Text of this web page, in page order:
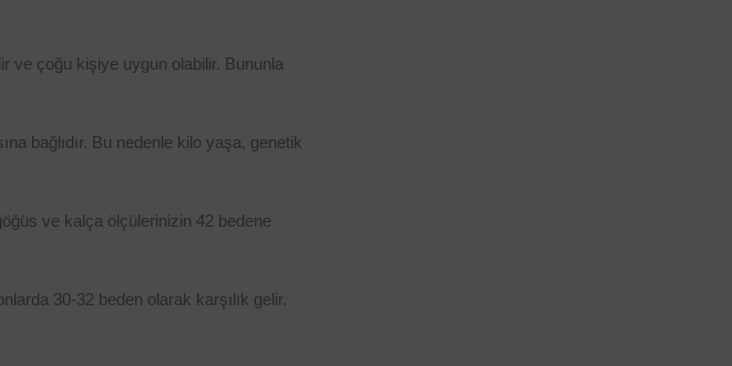
ve çoğu kişiye uygun olabilir. Bununla
bağlıdır. Bu nedenle kilo yaşa, genetik
ve kalça ölçülerinizin 42 bedene
30-32 beden olarak karşılık gelir.